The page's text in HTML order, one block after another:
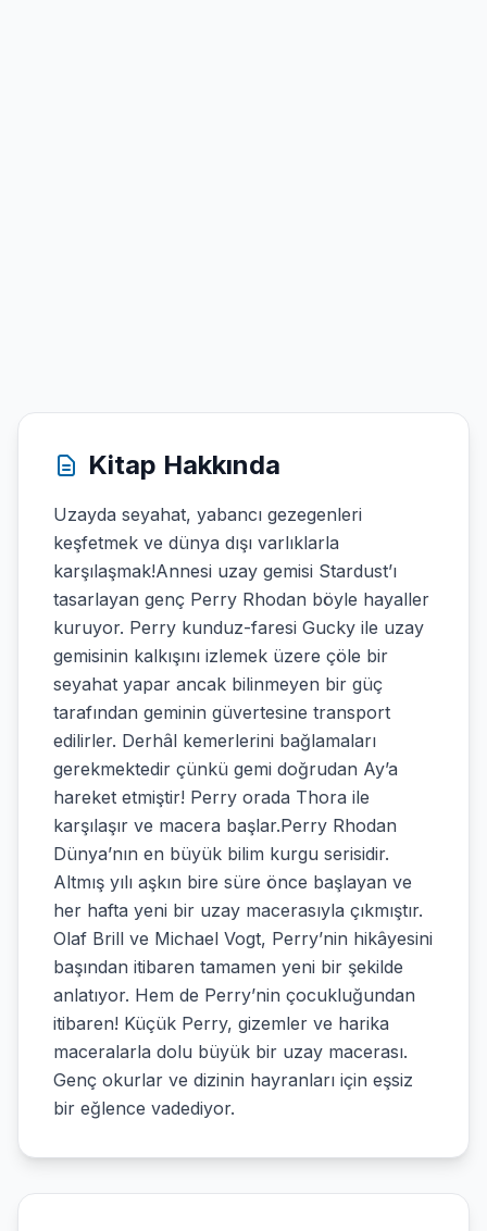
Kitap Hakkında
Uzayda seyahat, yabancı gezegenleri
keşfetmek ve dünya dışı varlıklarla
karşılaşmak!Annesi uzay gemisi Stardust’ı
tasarlayan genç Perry Rhodan böyle hayaller
kuruyor. Perry kunduz-faresi Gucky ile uzay
gemisinin kalkışını izlemek üzere çöle bir
seyahat yapar ancak bilinmeyen bir güç
tarafından geminin güvertesine transport
edilirler. Derhâl kemerlerini bağlamaları
gerekmektedir çünkü gemi doğrudan Ay’a
hareket etmiştir! Perry orada Thora ile
karşılaşır ve macera başlar.Perry Rhodan
Dünya’nın en büyük bilim kurgu serisidir.
Altmış yılı aşkın bire süre önce başlayan ve
her hafta yeni bir uzay macerasıyla çıkmıştır.
Olaf Brill ve Michael Vogt, Perry’nin hikâyesini
başından itibaren tamamen yeni bir şekilde
anlatıyor. Hem de Perry’nin çocukluğundan
itibaren! Küçük Perry, gizemler ve harika
maceralarla dolu büyük bir uzay macerası.
Genç okurlar ve dizinin hayranları için eşsiz
bir eğlence vadediyor.